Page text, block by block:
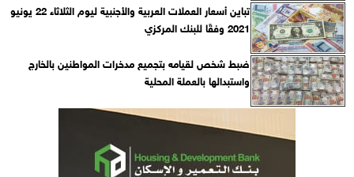
تباين أسعار العملات العربية والأجنبية ليوم الثلاثاء 22 يونيو
2021 وفقًا للبنك المركزي‎
ضبط شخص لقيامه بتجميع مدخرات المواطنين بالخارج
واستبدالها بالعملة المحلية